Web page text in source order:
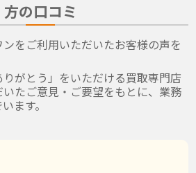
方の口コミ
をご利用いただいたお客様の声を
がとう」をいただける買取専門店
たご意見・ご要望をもとに、業務
ます。